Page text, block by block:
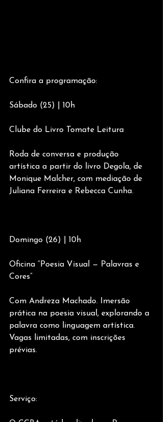
Confira a programação:
Sábado (25) | 10h
Clube do Livro Tomate Leitura
Roda de conversa e produção
artística a partir do livro Degola, de
Monique Malcher, com mediação de
Juliana Ferreira e Rebecca Cunha.
Domingo (26) | 10h
Oficina “Poesia Visual — Palavras e
Cores”
Com Andreza Machado. Imersão
prática na poesia visual, explorando a
palavra como linguagem artística.
Vagas limitadas, com inscrições
prévias.
Serviço: